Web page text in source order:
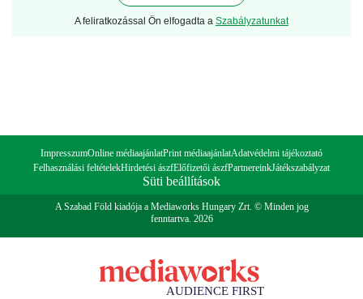
A feliratkozással Ön elfogadta a Szabályzatunkat
ImpresszumOnline médiaajánlatPrint médiaajánlatAdatvédelmi tájékoztató
Felhasználási feltételekHirdetési ászfElőfizetői ászfPartnereinkJátékszabályzat
Süti beállítások
A Szabad Föld kiadója a Mediaworks Hungary Zrt. © Minden jog
fenntartva. 2026